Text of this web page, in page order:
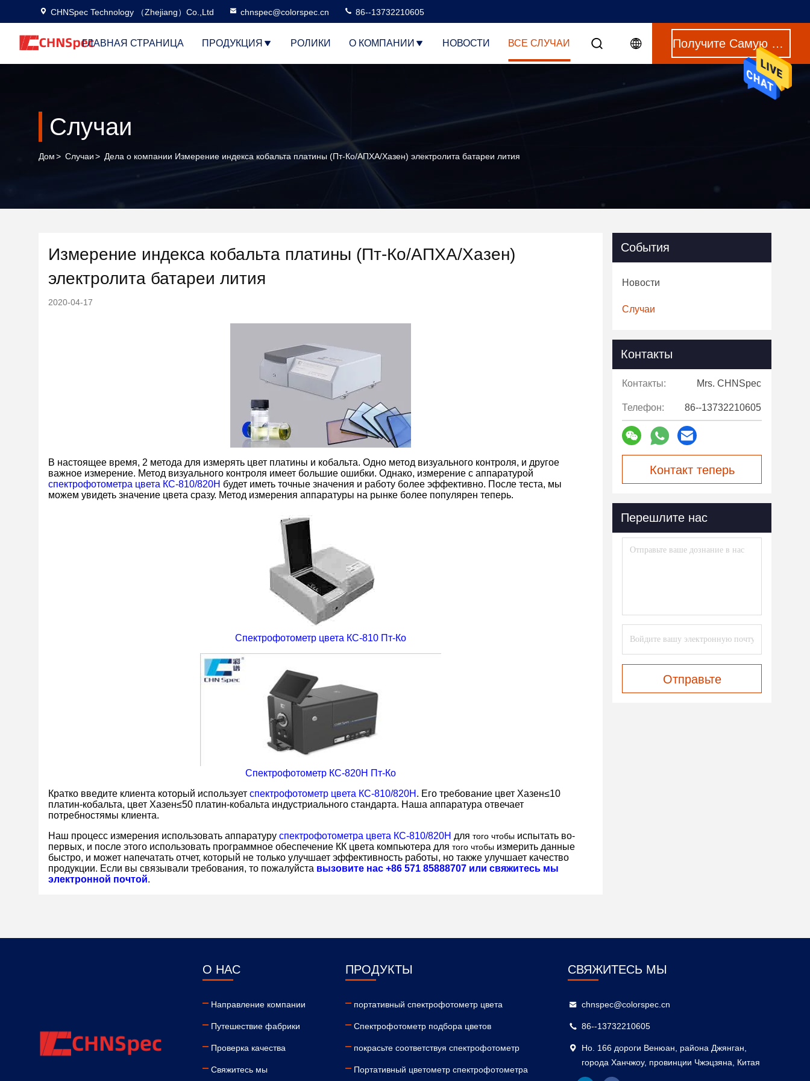
CHNSpec Technology （Zhejiang）Co.,Ltd chnspec@colorspec.cn 86--13732210605
ГЛАВНАЯ СТРАНИЦА ПРОДУКЦИЯ РОЛИКИ О КОМПАНИИ НОВОСТИ ВСЕ СЛУЧАИ Получите Самую Лучшую Цену
Случаи
Дом> Случаи> Дела о компании Измерение индекса кобальта платины (Пт-Ко/АПХА/Хазен) электролита батареи лития
Измерение индекса кобальта платины (Пт-Ко/АПХА/Хазен)
электролита батареи лития
2020-04-17
В настоящее время, 2 метода для измерять цвет платины и кобальта. Одно метод визуального контроля, и другое
важное измерение. Метод визуального контроля имеет большие ошибки. Однако, измерение с аппаратурой
спектрофотометра цвета КС-810/820Н будет иметь точные значения и работу более эффективно. После теста, мы
можем увидеть значение цвета сразу. Метод измерения аппаратуры на рынке более популярен теперь.
Спектрофотометр цвета КС-810 Пт-Ко
Спектрофотометр КС-820Н Пт-Ко
Кратко введите клиента который использует спектрофотометр цвета КС-810/820Н . Его требование цвет Хазен≤10
платин-кобальта, цвет Хазен≤50 платин-кобальта индустриального стандарта. Наша аппаратура отвечает
потребностямы клиента.
Наш процесс измерения использовать аппаратуру спектрофотометра цвета КС-810/820Н для того чтобы испытать во-
первых, и после этого использовать программное обеспечение КК цвета компьютера для того чтобы измерить данные
быстро, и может напечатать отчет, который не только улучшает эффективность работы, но также улучшает качество
продукции. Если вы связывали требования, то пожалуйста вызовите нас +86 571 85888707 или свяжитесь мы
электронной почтой.
События
Новости
Случаи
Контакты
Контакты: Mrs. CHNSpec
Телефон: 86--13732210605
Контакт теперь
Перешлите нас
Отправьте
О НАС
Направление компании
Путешествие фабрики
Проверка качества
Свяжитесь мы
ПРОДУКТЫ
портативный спектрофотометр цвета
Спектрофотометр подбора цветов
покрасьте соответствуя спектрофотометр
Портативный цветометр спектрофотометра
СВЯЖИТЕСЬ МЫ
chnspec@colorspec.cn
86--13732210605
Но. 166 дороги Венюан, района Джянган,
города Ханчжоу, провинции Чжэцзяна, Китая